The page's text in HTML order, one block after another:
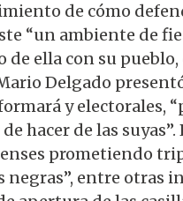
de cómo
“un ambiente de
ella con su
Delgado
y electorales,
hacer de las
prometiendo
negras”, entre